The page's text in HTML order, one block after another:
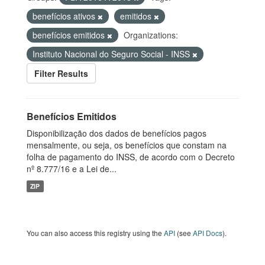
benefícios ativos
emitidos
benefícios emitidos
Organizations:
Instituto Nacional do Seguro Social - INSS
Filter Results
Benefícios Emitidos
Disponibilização dos dados de benefícios pagos
mensalmente, ou seja, os benefícios que constam na
folha de pagamento do INSS, de acordo com o Decreto
nº 8.777/16 e a Lei de...
ZIP
You can also access this registry using the API (see API Docs).